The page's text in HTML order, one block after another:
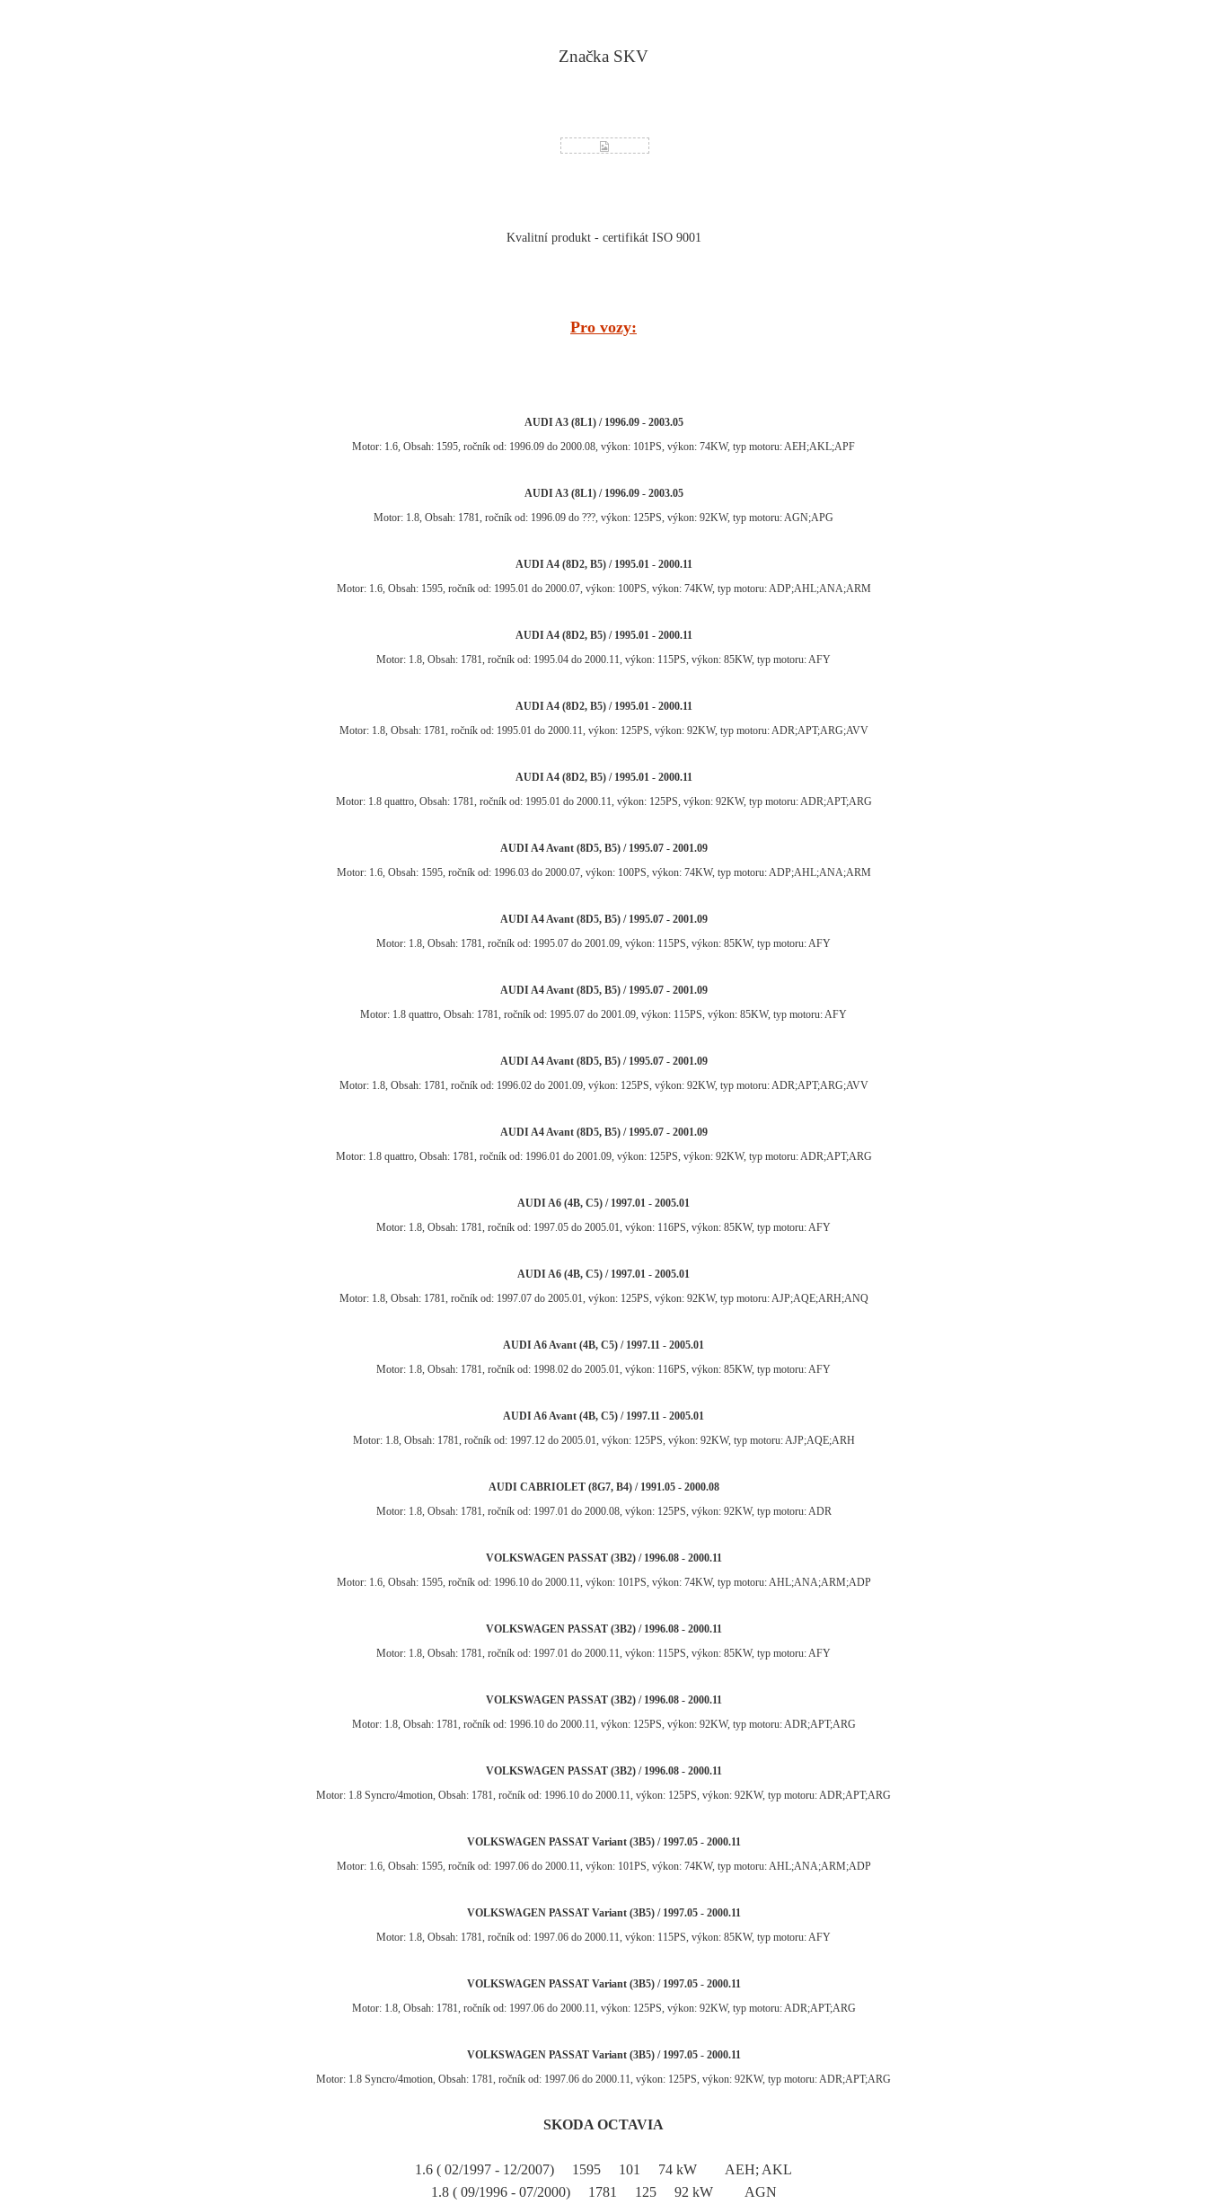
Značka SKV
Kvalitní produkt - certifikát ISO 9001
Pro vozy:
AUDI A3 (8L1) / 1996.09 - 2003.05
Motor: 1.6, Obsah: 1595, ročník od: 1996.09 do 2000.08, výkon: 101PS, výkon: 74KW, typ motoru: AEH;AKL;APF
AUDI A3 (8L1) / 1996.09 - 2003.05
Motor: 1.8, Obsah: 1781, ročník od: 1996.09 do ???, výkon: 125PS, výkon: 92KW, typ motoru: AGN;APG
AUDI A4 (8D2, B5) / 1995.01 - 2000.11
Motor: 1.6, Obsah: 1595, ročník od: 1995.01 do 2000.07, výkon: 100PS, výkon: 74KW, typ motoru: ADP;AHL;ANA;ARM
AUDI A4 (8D2, B5) / 1995.01 - 2000.11
Motor: 1.8, Obsah: 1781, ročník od: 1995.04 do 2000.11, výkon: 115PS, výkon: 85KW, typ motoru: AFY
AUDI A4 (8D2, B5) / 1995.01 - 2000.11
Motor: 1.8, Obsah: 1781, ročník od: 1995.01 do 2000.11, výkon: 125PS, výkon: 92KW, typ motoru: ADR;APT;ARG;AVV
AUDI A4 (8D2, B5) / 1995.01 - 2000.11
Motor: 1.8 quattro, Obsah: 1781, ročník od: 1995.01 do 2000.11, výkon: 125PS, výkon: 92KW, typ motoru: ADR;APT;ARG
AUDI A4 Avant (8D5, B5) / 1995.07 - 2001.09
Motor: 1.6, Obsah: 1595, ročník od: 1996.03 do 2000.07, výkon: 100PS, výkon: 74KW, typ motoru: ADP;AHL;ANA;ARM
AUDI A4 Avant (8D5, B5) / 1995.07 - 2001.09
Motor: 1.8, Obsah: 1781, ročník od: 1995.07 do 2001.09, výkon: 115PS, výkon: 85KW, typ motoru: AFY
AUDI A4 Avant (8D5, B5) / 1995.07 - 2001.09
Motor: 1.8 quattro, Obsah: 1781, ročník od: 1995.07 do 2001.09, výkon: 115PS, výkon: 85KW, typ motoru: AFY
AUDI A4 Avant (8D5, B5) / 1995.07 - 2001.09
Motor: 1.8, Obsah: 1781, ročník od: 1996.02 do 2001.09, výkon: 125PS, výkon: 92KW, typ motoru: ADR;APT;ARG;AVV
AUDI A4 Avant (8D5, B5) / 1995.07 - 2001.09
Motor: 1.8 quattro, Obsah: 1781, ročník od: 1996.01 do 2001.09, výkon: 125PS, výkon: 92KW, typ motoru: ADR;APT;ARG
AUDI A6 (4B, C5) / 1997.01 - 2005.01
Motor: 1.8, Obsah: 1781, ročník od: 1997.05 do 2005.01, výkon: 116PS, výkon: 85KW, typ motoru: AFY
AUDI A6 (4B, C5) / 1997.01 - 2005.01
Motor: 1.8, Obsah: 1781, ročník od: 1997.07 do 2005.01, výkon: 125PS, výkon: 92KW, typ motoru: AJP;AQE;ARH;ANQ
AUDI A6 Avant (4B, C5) / 1997.11 - 2005.01
Motor: 1.8, Obsah: 1781, ročník od: 1998.02 do 2005.01, výkon: 116PS, výkon: 85KW, typ motoru: AFY
AUDI A6 Avant (4B, C5) / 1997.11 - 2005.01
Motor: 1.8, Obsah: 1781, ročník od: 1997.12 do 2005.01, výkon: 125PS, výkon: 92KW, typ motoru: AJP;AQE;ARH
AUDI CABRIOLET (8G7, B4) / 1991.05 - 2000.08
Motor: 1.8, Obsah: 1781, ročník od: 1997.01 do 2000.08, výkon: 125PS, výkon: 92KW, typ motoru: ADR
VOLKSWAGEN PASSAT (3B2) / 1996.08 - 2000.11
Motor: 1.6, Obsah: 1595, ročník od: 1996.10 do 2000.11, výkon: 101PS, výkon: 74KW, typ motoru: AHL;ANA;ARM;ADP
VOLKSWAGEN PASSAT (3B2) / 1996.08 - 2000.11
Motor: 1.8, Obsah: 1781, ročník od: 1997.01 do 2000.11, výkon: 115PS, výkon: 85KW, typ motoru: AFY
VOLKSWAGEN PASSAT (3B2) / 1996.08 - 2000.11
Motor: 1.8, Obsah: 1781, ročník od: 1996.10 do 2000.11, výkon: 125PS, výkon: 92KW, typ motoru: ADR;APT;ARG
VOLKSWAGEN PASSAT (3B2) / 1996.08 - 2000.11
Motor: 1.8 Syncro/4motion, Obsah: 1781, ročník od: 1996.10 do 2000.11, výkon: 125PS, výkon: 92KW, typ motoru: ADR;APT;ARG
VOLKSWAGEN PASSAT Variant (3B5) / 1997.05 - 2000.11
Motor: 1.6, Obsah: 1595, ročník od: 1997.06 do 2000.11, výkon: 101PS, výkon: 74KW, typ motoru: AHL;ANA;ARM;ADP
VOLKSWAGEN PASSAT Variant (3B5) / 1997.05 - 2000.11
Motor: 1.8, Obsah: 1781, ročník od: 1997.06 do 2000.11, výkon: 115PS, výkon: 85KW, typ motoru: AFY
VOLKSWAGEN PASSAT Variant (3B5) / 1997.05 - 2000.11
Motor: 1.8, Obsah: 1781, ročník od: 1997.06 do 2000.11, výkon: 125PS, výkon: 92KW, typ motoru: ADR;APT;ARG
VOLKSWAGEN PASSAT Variant (3B5) / 1997.05 - 2000.11
Motor: 1.8 Syncro/4motion, Obsah: 1781, ročník od: 1997.06 do 2000.11, výkon: 125PS, výkon: 92KW, typ motoru: ADR;APT;ARG
SKODA OCTAVIA
1.6 ( 02/1997 - 12/2007) 1595 101 74 kW AEH; AKL
1.8 ( 09/1996 - 07/2000) 1781 125 92 kW AGN